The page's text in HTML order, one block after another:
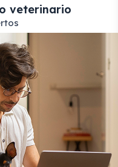
veterinario